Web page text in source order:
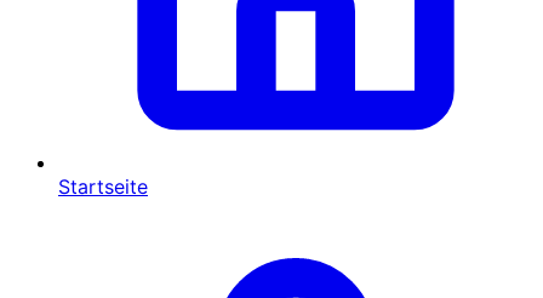
Startseite